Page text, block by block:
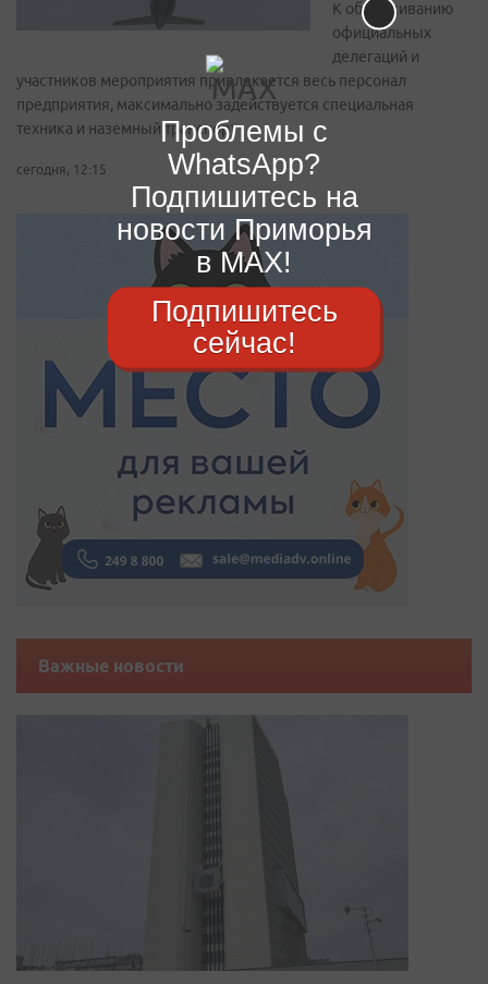
К обслуживанию
официальных
делегаций и
участников мероприятия привлекается весь персонал
предприятия, максимально задействуется специальная
техника и наземный транспорт
сегодня, 12:15
Важные новости
Проблемы с
WhatsApp?
Подпишитесь на
новости Приморья
в MAX!
Подпишитесь
сейчас!